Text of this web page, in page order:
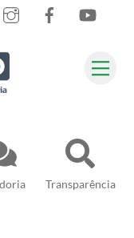
Transparência